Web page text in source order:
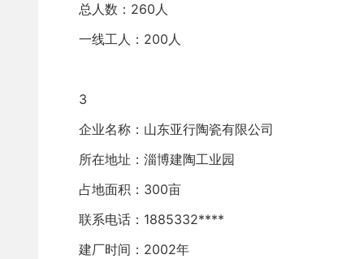
总人数：260人
一线工人：200人
3
企业名称：山东亚行陶瓷有限公司
所在地址：淄博建陶工业园
占地面积：300亩
联系电话：1885332****
建厂时间：2002年